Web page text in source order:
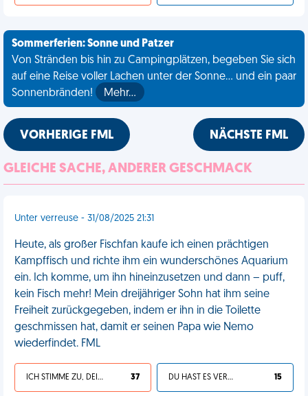
Sommerferien: Sonne und Patzer
Von Stränden bis hin zu Campingplätzen, begeben Sie sich
auf eine Reise voller Lachen unter der Sonne... und ein paar
Sonnenbränden!
Mehr…
VORHERIGE FML NÄCHSTE FML
GLEICHE SACHE, ANDERER GESCHMACK
Unter verreuse - 31/08/2025 21:31
Heute, als großer Fischfan kaufe ich einen prächtigen
Kampffisch und richte ihm ein wunderschönes Aquarium
ein. Ich komme, um ihn hineinzusetzen und dann – puff,
kein Fisch mehr! Mein dreijähriger Sohn hat ihm seine
Freiheit zurückgegeben, indem er ihn in die Toilette
geschmissen hat, damit er seinen Papa wie Nemo
wiederfindet. FML
ICH STIMME ZU, DEIN LEBEN IST SCHEISSE 37 DU HAST ES VERDIENT 15